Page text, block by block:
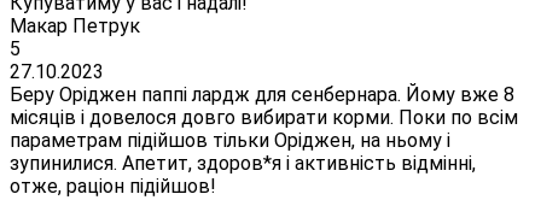
Макар Петрук
5
27.10.2023
Беру Оріджен паппі лардж для сенбернара. Йому вже 8
місяців і довелося довго вибирати корми. Поки по всім
параметрам підійшов тільки Оріджен, на ньому і
зупинилися. Апетит, здоров*я і активність відмінні,
отже, раціон підійшов!